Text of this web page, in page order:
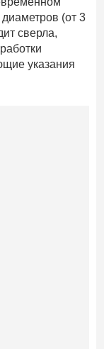
(от 3
сверла,
указания